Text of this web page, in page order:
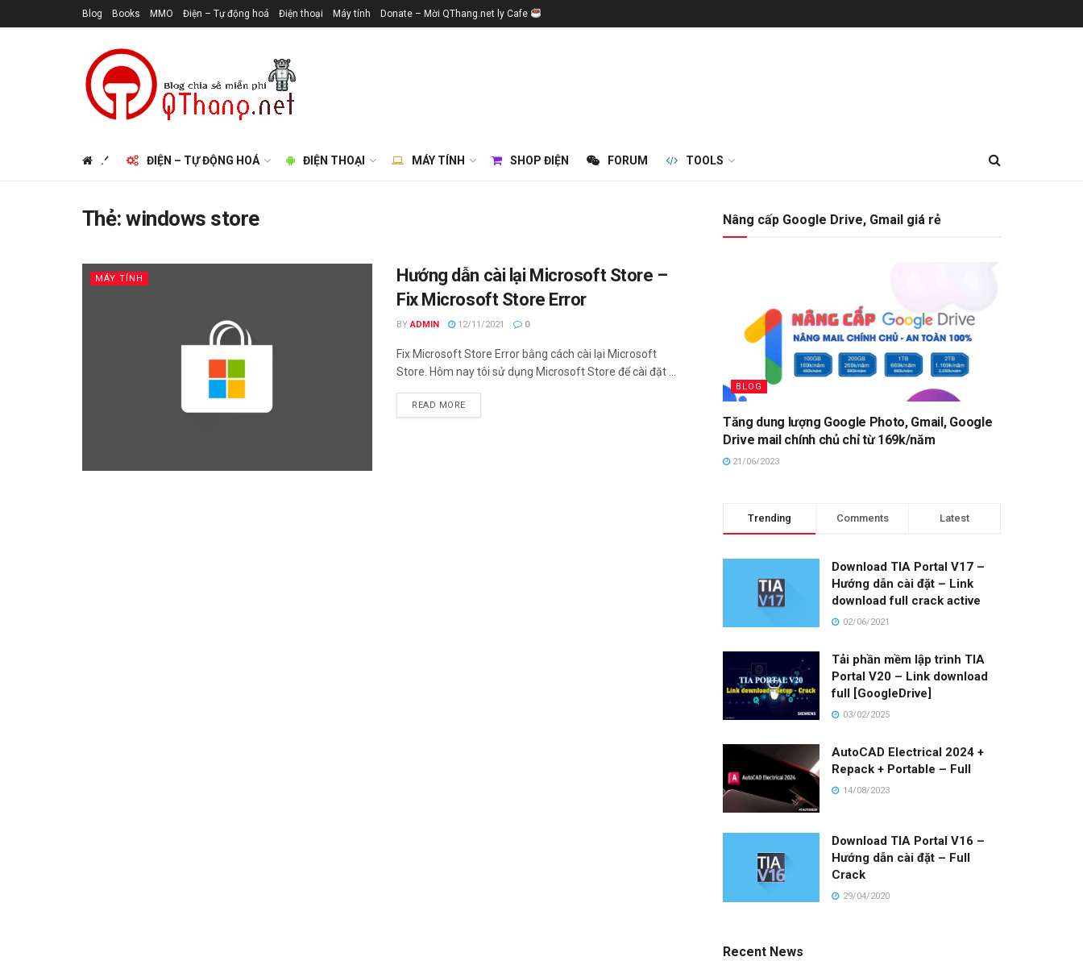
Blog Books MMO Điện – Tự động hoá Điện thoại Máy tính Donate – Mời QThang.net ly Cafe
.ᐟ ĐIỆN – TỰ ĐỘNG HOÁ ĐIỆN THOẠI MÁY TÍNH SHOP ĐIỆN FORUM TOOLS
Thẻ:windows store
MÁY TÍNH
Hướng dẫn cài lại Microsoft Store –
Fix Microsoft Store Error
BY ADMIN 12/11/2021 0
Fix Microsoft Store Error bằng cách cài lại Microsoft
Store. Hôm nay tôi sử dụng Microsoft Store để cài đặt ...
READ MORE
Nâng cấp Google Drive, Gmail giá rẻ
BLOG
Tăng dung lượng Google Photo, Gmail, Google
Drive mail chính chủ chỉ từ 169k/năm
21/06/2023
Trending Comments Latest
Download TIA Portal V17 –
Hướng dẫn cài đặt – Link
download full crack active
02/06/2021
Tải phần mềm lập trình TIA
Portal V20 – Link download
full [GoogleDrive]
03/02/2025
AutoCAD Electrical 2024 +
Repack + Portable – Full
14/08/2023
Download TIA Portal V16 –
Hướng dẫn cài đặt – Full
Crack
29/04/2020
Recent News